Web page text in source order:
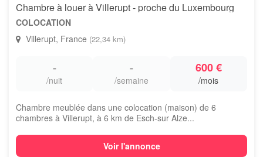
Chambre à louer à Villerupt - proche du Luxembourg
COLOCATION
Villerupt, France (22,34 km)
-
/nuit
-
/semaine
600 €
/mois
Chambre meublée dans une colocation (maison) de 6
chambres à Villerupt, à 6 km de Esch-sur Alze...
Voir l'annonce